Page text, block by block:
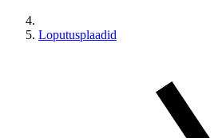
Loputusplaadid